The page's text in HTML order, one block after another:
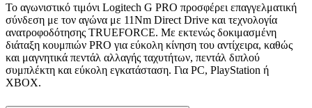
Το αγωνιστικό τιμόνι Logitech G PRO προσφέρει επαγγελματική
σύνδεση με τον αγώνα με 11Nm Direct Drive και τεχνολογία
ανατροφοδότησης TRUEFORCE. Με εκτενώς δοκιμασμένη
διάταξη κουμπιών PRO για εύκολη κίνηση του αντίχειρα, καθώς
και μαγνητικά πεντάλ αλλαγής ταχυτήτων, πεντάλ διπλού
συμπλέκτη και εύκολη εγκατάσταση. Για PC, PlayStation ή
XBOX.